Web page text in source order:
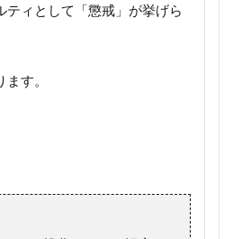
ティとして「懲戒」が挙げら
す。